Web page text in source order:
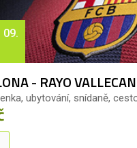
09.
- RAYO
ubytování, snídaně,